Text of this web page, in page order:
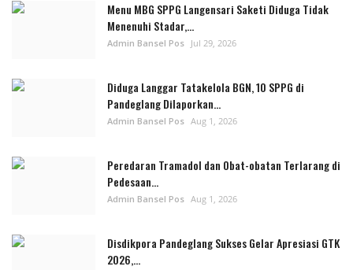
Menu MBG SPPG Langensari Saketi Diduga Tidak
Menenuhi Stadar,...
Admin Bansel Pos Jul 29, 2026
Diduga Langgar Tatakelola BGN, 10 SPPG di
Pandeglang Dilaporkan...
Admin Bansel Pos Aug 1, 2026
Peredaran Tramadol dan Obat-obatan Terlarang di
Pedesaan...
Admin Bansel Pos Aug 1, 2026
Disdikpora Pandeglang Sukses Gelar Apresiasi GTK
2026,...